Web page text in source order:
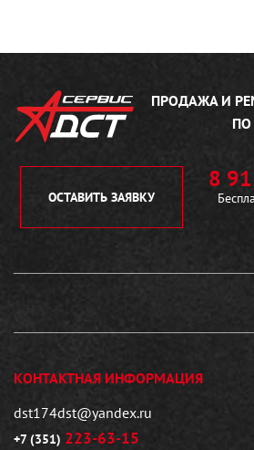
ПРОДАЖА И
ПО
ОСТАВИТЬ ЗАЯВКУ
8
КОНТАКТНАЯ ИНФОРМАЦИЯ
dst174dst@yandex.ru
+7 (351) 223-63-15